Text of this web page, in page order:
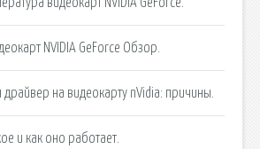
NVIDIA GeForce Обзор.
драйвер на видеокарту nVidia: причины.
и как оно работает.